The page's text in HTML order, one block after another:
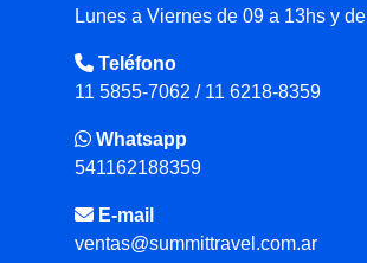
Lunes a Viernes de 09 a 13hs y
Teléfono
11 5855-7062 / 11 6218-8359
Whatsapp
541162188359
E-mail
ventas@summittravel.com.ar